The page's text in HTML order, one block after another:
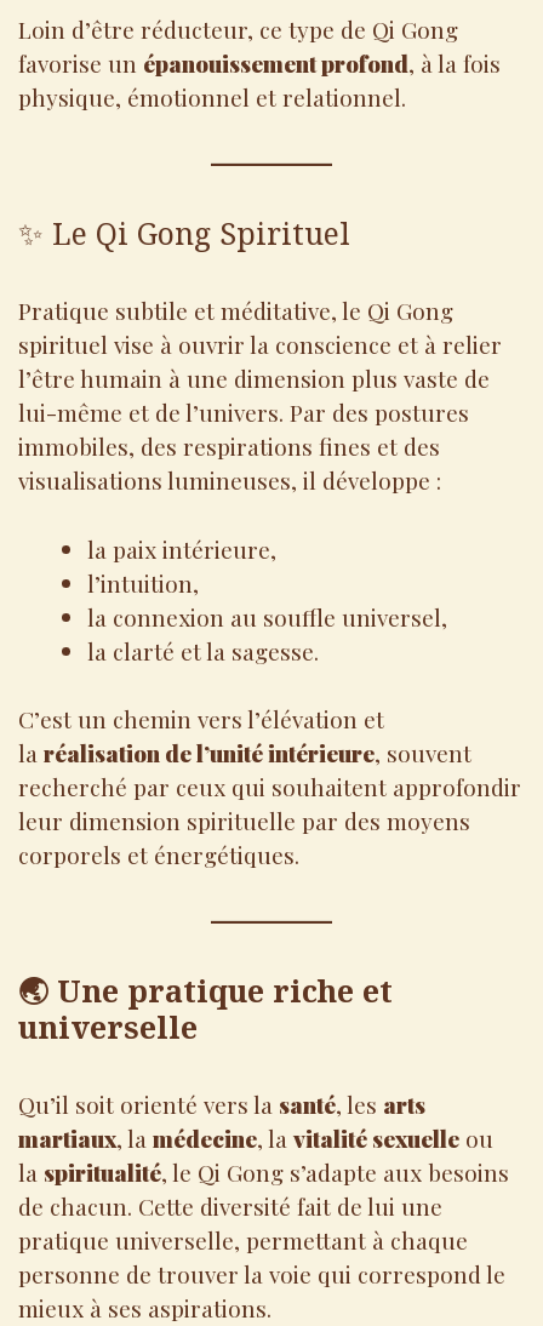
Loin d’être réducteur, ce type de Qi Gong
favorise un épanouissement profond, à la fois
physique, émotionnel et relationnel.
✨ Le Qi Gong Spirituel
Pratique subtile et méditative, le Qi Gong
spirituel vise à ouvrir la conscience et à relier
l’être humain à une dimension plus vaste de
lui-même et de l’univers. Par des postures
immobiles, des respirations fines et des
visualisations lumineuses, il développe :
la paix intérieure,
l’intuition,
la connexion au souffle universel,
la clarté et la sagesse.
C’est un chemin vers l’élévation et
la réalisation de l’unité intérieure, souvent
recherché par ceux qui souhaitent approfondir
leur dimension spirituelle par des moyens
corporels et énergétiques.
🌏 Une pratique riche et
universelle
Qu’il soit orienté vers la santé, les arts
martiaux, la médecine, la vitalité sexuelle ou
la spiritualité, le Qi Gong s’adapte aux besoins
de chacun. Cette diversité fait de lui une
pratique universelle, permettant à chaque
personne de trouver la voie qui correspond le
mieux à ses aspirations.